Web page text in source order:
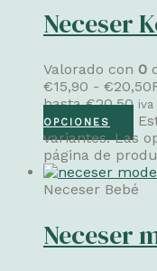
Neceser
Valorado con 0
€15,90 - €20,50
hasta €20,50
OPCIONES
variantes. Las
página de
Neceser Bebé
Neceser